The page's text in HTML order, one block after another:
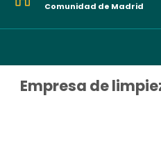
Comunidad de Madrid
Empresa de